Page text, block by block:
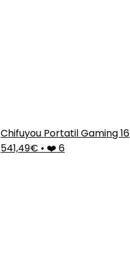
Chifuyou Portatil Gaming 16
541,49€ • ❤️ 6